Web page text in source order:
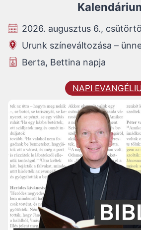
2026. augusztus 6.,
Urunk színeváltozása –
Berta, Bettina napja
NAPI